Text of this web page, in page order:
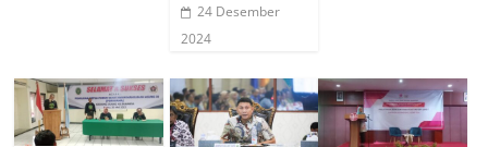
24 Desember
2024